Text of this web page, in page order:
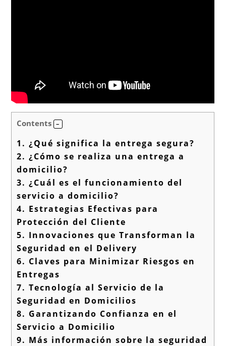
Contents
1. ¿Qué significa la entrega segura?
2. ¿Cómo se realiza una entrega a
domicilio?
3. ¿Cuál es el funcionamiento del
servicio a domicilio?
4. Estrategias Efectivas para
Protección del Cliente
5. Innovaciones que Transforman la
Seguridad en el Delivery
6. Claves para Minimizar Riesgos en
Entregas
7. Tecnología al Servicio de la
Seguridad en Domicilios
8. Garantizando Confianza en el
Servicio a Domicilio
9. Más información sobre la seguridad